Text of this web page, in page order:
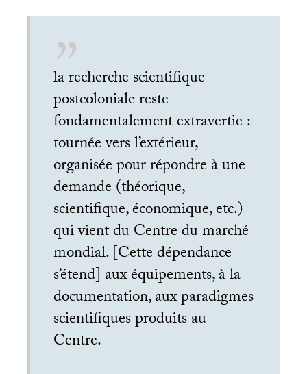
la recherche scientifique
postcoloniale reste
fondamentalement extravertie :
tournée vers l’extérieur,
organisée pour répondre à une
demande (théorique,
scientifique, économique, etc.)
qui vient du Centre du marché
mondial. [Cette dépendance
s’étend] aux équipements, à la
documentation, aux paradigmes
scientifiques produits au
Centre.